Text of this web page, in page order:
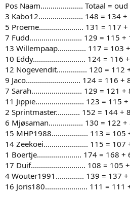
Pos Naam..................... Totaal =
3 Kabo12...................... 148 = 134 +
5 Proeme...................... 131 = 117
7 Fudd.......................... 129 = 115 +
13 Willempaap.............. 117 = 103
10 Eddy.......................... 124 = 116
12 Nogevendit............... 120 = 112
9 Jaco........................... 124 = 116 +
7 Sarah......................... 129 = 121 +
11 Jippie........................ 123 = 115 +
2 Sprintmaster............ 152 = 144 + 8
6 Mjøsaman................. 130 = 122 +
15 MHP1988.................. 113 = 105
14 Zeekoei...................... 115 = 107
1 Boertje...................... 174 = 168 +
17 Duif........................... 108 = 105
4 Wouter1991.............. 139 = 137 +
16 Joris180..................... 111 = 111